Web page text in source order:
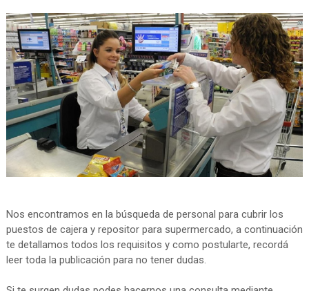
Nos encontramos en la búsqueda de personal para cubrir los
puestos de cajera y repositor para supermercado, a continuación
te detallamos todos los requisitos y como postularte, recordá
leer toda la publicación para no tener dudas.